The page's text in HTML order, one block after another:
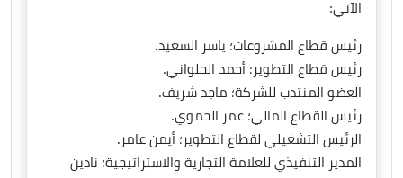
الآتي:
رئيس قطاع المشروعات؛ ياسر السعيد.
رئيس قطاع التطوير؛ أحمد الحلواني.
العضو المنتدب للشركة؛ ماجد شريف.
رئيس القطاع المالي؛ عمر الحموي.
الرئيس التشغيلي لقطاع التطوير؛ أيمن عامر.
المدير التنفيذي للعلامة التجارية والاستراتيجية؛ نادين